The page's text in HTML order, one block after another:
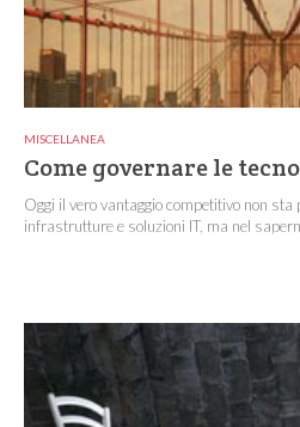
MISCELLANEA
Come governare le
Oggi il vero vantaggio competitivo non
infrastrutture e soluzioni IT, ma nel